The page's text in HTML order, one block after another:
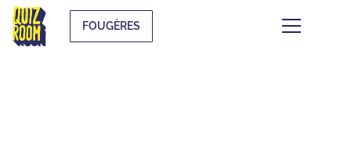
FOUGÈRES